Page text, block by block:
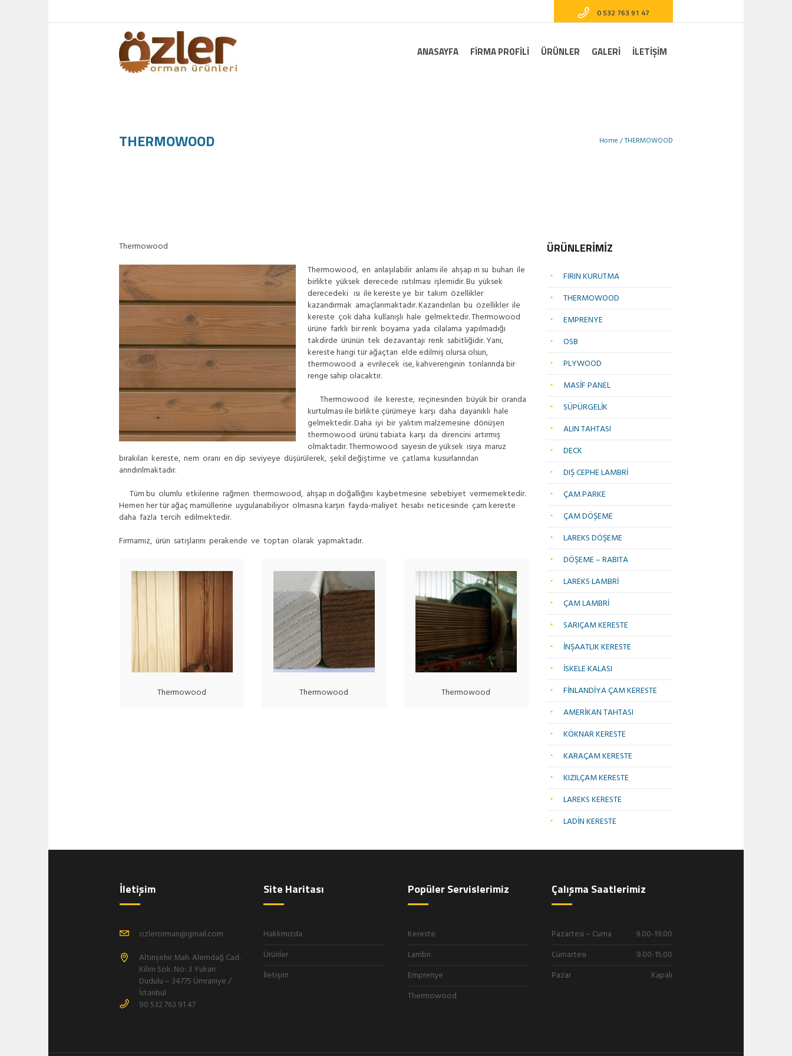
0 532 763 91 47
ANASAYFA FIRMA PROFILI ÜRÜNLER GALERI İLETİŞİM
THERMOWOOD Home /THERMOWOOD
Thermowood
Thermowood, en anlaşılabilir anlamı ile ahşap ın su buharı ile
birlikte yüksek derecede ısıtılması işlemidir. Bu yüksek
derecedeki ısı ile kereste ye bir takım özellikler
kazandırmak amaçlanmaktadır. Kazandırılan bu özellikler ile
kereste çok daha kullanışlı hale gelmektedir. Thermowood
ürüne farklı bir renk boyama yada cilalama yapılmadığı
takdirde ürünün tek dezavantajı renk sabitliğidir. Yani,
kereste hangi tür ağaçtan elde edilmiş olursa olsun,
thermowood a evrilecek ise, kahverenginin tonlarında bir
renge sahip olacaktır.
Thermowood ile kereste, reçinesinden büyük bir oranda
kurtulması ile birlikte çürümeye karşı daha dayanıklı hale
gelmektedir. Daha iyi bir yalıtım malzemesine dönüşen
thermowood ürünü tabiata karşı da direncini artırmış
olmaktadır. Thermowood sayesin de yüksek ısıya maruz
bırakılan kereste, nem oranı en dip seviyeye düşürülerek, şekil değiştirme ve çatlama kusurlarından
arındırılmaktadır.
Tüm bu olumlu etkilerine rağmen thermowood, ahşap ın doğallığını kaybetmesine sebebiyet vermemektedir.
Hemen her tür ağaç mamüllerine uygulanabiliyor olmasına karşın fayda-maliyet hesabı neticesinde çam kereste
daha fazla tercih edilmektedir.
Firmamız, ürün satışlarını perakende ve toptan olarak yapmaktadır.
Thermowood Thermowood Thermowood
ÜRÜNLERİMİZ
FIRIN KURUTMA
THERMOWOOD
EMPRENYE
OSB
PLYWOOD
MASİF PANEL
SÜPÜRGELİK
ALIN TAHTASI
DECK
DIŞ CEPHE LAMBRİ
ÇAM PARKE
ÇAM DÖŞEME
LAREKS DÖŞEME
DÖŞEME – RABITA
LAREKS LAMBRİ
ÇAM LAMBRİ
SARIÇAM KERESTE
İNŞAATLIK KERESTE
İSKELE KALASI
FİNLANDİYA ÇAM KERESTE
AMERİKAN TAHTASI
KÖKNAR KERESTE
KARAÇAM KERESTE
KIZILÇAM KERESTE
LAREKS KERESTE
LADİN KERESTE
İletişim
ozlerorman@gmail.com
Altınşehir Mah. Alemdağ Cad.
Kilim Sok. No: 3 Yukarı
Dudulu – 34775 Ümraniye /
İstanbul
90 532 763 91 47
Site Haritası
Hakkmızda
Ürünler
İletişim
Popüler Servislerimiz
Kereste
Lambri
Emprenye
Thermowood
Çalışma Saatlerimiz
Pazartesi – Cuma
9.00-19.00
Cumartesi
9.00-15.00
Pazar
Kapalı